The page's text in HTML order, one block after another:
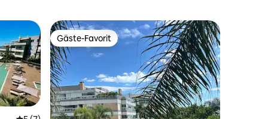
Gäste-Favorit
Gäste-Favorit